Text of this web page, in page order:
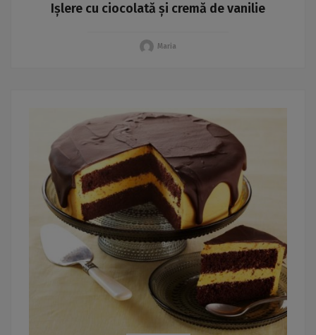
Ișlere cu ciocolată și cremă de vanilie
Maria